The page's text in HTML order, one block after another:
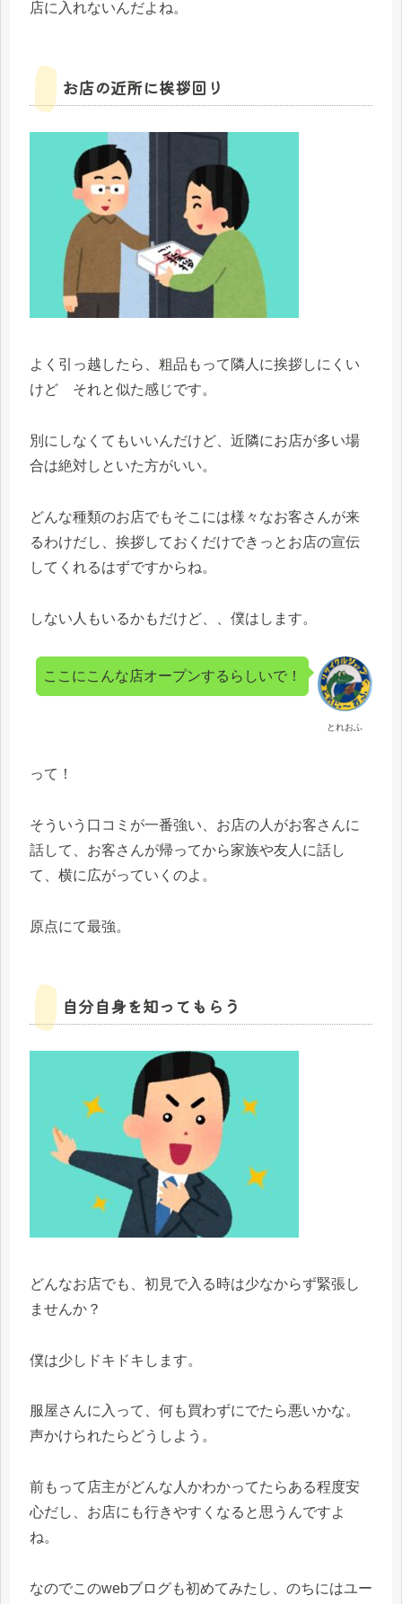
店に入れないんだよね。
お店の近所に挨拶回り
よく引っ越したら、粗品もって隣人に挨拶しにくい
けど それと似た感じです。
別にしなくてもいいんだけど、近隣にお店が多い場
合は絶対しといた方がいい。
どんな種類のお店でもそこには様々なお客さんが来
るわけだし、挨拶しておくだけできっとお店の宣伝
してくれるはずですからね。
しない人もいるかもだけど、、僕はします。
とれおふ
ここにこんな店オープンするらしいで！
って！
そういう口コミが一番強い、お店の人がお客さんに
話して、お客さんが帰ってから家族や友人に話し
て、横に広がっていくのよ。
原点にて最強。
自分自身を知ってもらう
どんなお店でも、初見で入る時は少なからず緊張し
ませんか？
僕は少しドキドキします。
服屋さんに入って、何も買わずにでたら悪いかな。
声かけられたらどうしよう。
前もって店主がどんな人かわかってたらある程度安
心だし、お店にも行きやすくなると思うんですよ
ね。
なのでこのwebブログも初めてみたし、のちにはユー